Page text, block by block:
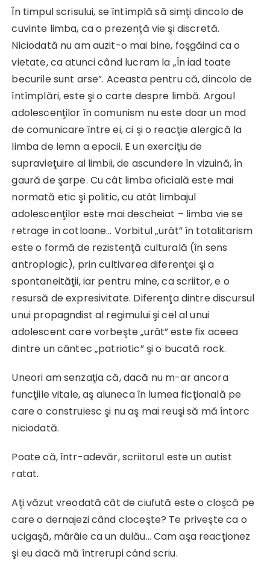
În timpul scrisului, se întîmplă să simţi dincolo de
cuvinte limba, ca o prezenţă vie şi discretă.
Niciodată nu am auzit-o mai bine, foşgăind ca o
vietate, ca atunci când lucram la „În iad toate
becurile sunt arse”. Aceasta pentru că, dincolo de
întîmplări, este şi o carte despre limbă. Argoul
adolescenţilor în comunism nu este doar un mod
de comunicare între ei, ci şi o reacţie alergică la
limba de lemn a epocii. E un exerciţiu de
supravieţuire al limbii, de ascundere în vizuină, în
gaură de şarpe. Cu cât limba oficială este mai
normată etic şi politic, cu atât limbajul
adolescenţilor este mai descheiat – limba vie se
retrage în cotloane… Vorbitul „urât” în totalitarism
este o formă de rezistenţă culturală (în sens
antroplogic), prin cultivarea diferenţei şi a
spontaneităţii, iar pentru mine, ca scriitor, e o
resursă de expresivitate. Diferenţa dintre discursul
unui propagndist al regimului şi cel al unui
adolescent care vorbeşte „urât” este fix aceea
dintre un cântec „patriotic” şi o bucată rock.
Uneori am senzaţia că, dacă nu m-ar ancora
funcţiile vitale, aş aluneca în lumea ficţională pe
care o construiesc şi nu aş mai reuşi să mă întorc
niciodată.
Poate că, într-adevăr, scriitorul este un autist
ratat.
Aţi văzut vreodată cât de ciufută este o cloşcă pe
care o dernajezi când cloceşte? Te priveşte ca o
ucigaşă, mârâie ca un dulău… Cam aşa reacţionez
şi eu dacă mă întrerupi când scriu.